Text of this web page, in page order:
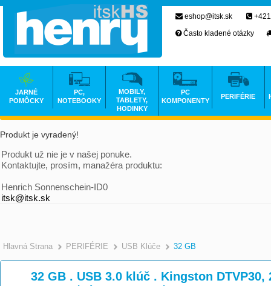
Produkt je vyradený!
Produkt už nie je v našej ponuke.
Kontaktujte, prosím, manažéra produktu:
Henrich Sonnenschein-ID0
itsk@itsk.sk
Hlavná Strana PERIFÉRIE USB Klúče 32 GB
32 GB . USB 3.0 klúč . Kingston DTVP30,
eshop@itsk.sk
Často kladené otázky
JARNÉ
POMÔCKY
PC,
NOTEBOOKY
MOBILY,
TABLETY,
HODINKY
PC
KOMPONENTY
PERIFÉRIE